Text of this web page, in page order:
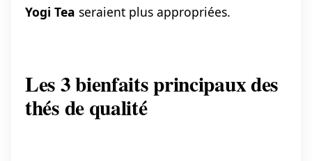
Yogi Tea seraient plus appropriées.
Les 3 bienfaits principaux des
thés de qualité